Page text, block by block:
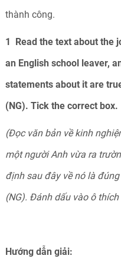
thành công.
1 Read the text about the
an English school leaver,
statements about it are
(NG). Tick the correct box.
(Đọc văn bản về kinh
một người Anh vừa ra
định sau đây về nó là
(NG). Đánh dấu vào ô
Hướng dẫn giải: